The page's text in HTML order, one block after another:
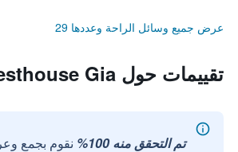
عرض جميع وسائل الراحة وعددها 29
تقييمات حول Guesthouse Gia
تم التحقق منه 100% نقوم بجمع